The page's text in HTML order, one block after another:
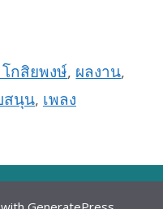
กสิยพงษ์, ผลงาน,
สนุน, เพลง